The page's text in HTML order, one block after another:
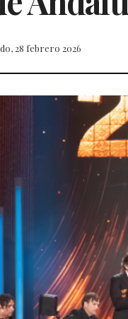
28 febrero 2026